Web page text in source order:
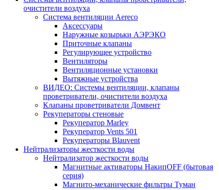
очистители воздуха
Система вентиляции Aereco
Аксессуары
Наружные козырьки АЭРЭКО
Приточные клапаны
Регулирующее устройство
Вентиляторы
Вентиляционные установки
Вытяжные устройства
ВИДЕО: Системы вентиляции, клапаны
проветриватели, очистители воздуха
Клапаны проветриватели Домвент
Рекуператоры стеновые
Рекуператор Marley
Рекуператор Vents 501
Рекуператоры Blauvent
Нейтрализаторы жесткости воды
Нейтрализатор жесткости воды
Магнитные активаторы НакипOFF (бытовая
серия)
Магнито-механические фильтры Туман